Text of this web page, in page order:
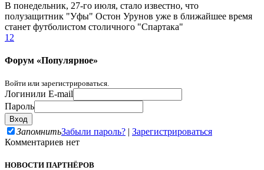
В понедельник, 27-го июля, стало известно, что
полузащитник "Уфы" Остон Урунов уже в ближайшее время
станет футболистом столичного "Спартака"
1 2
Форум «Популярное»
Войти или зарегистрироваться.
Логинили E-mail
Пароль
ЗапомнитьЗабыли пароль? | Зарегистрироваться
Комментариев нет
НОВОСТИ ПАРТНЁРОВ